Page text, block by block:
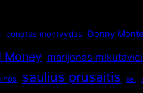
donatas montvydas Donny
Money marijonas
saulius prusaitis sel